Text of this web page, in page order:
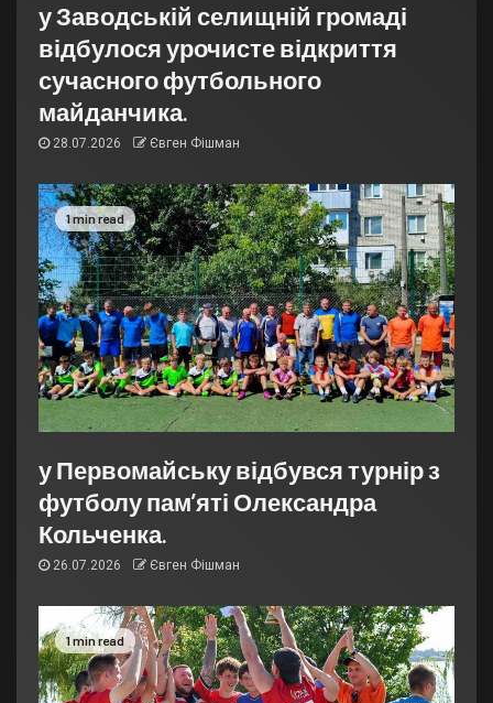
у Заводській селищній громаді
відбулося урочисте відкриття
сучасного футбольного
майданчика.
28.07.2026 Євген Фішман
1 min read
у Первомайську відбувся турнір з
футболу пам’яті Олександра
Кольченка.
26.07.2026 Євген Фішман
1 min read